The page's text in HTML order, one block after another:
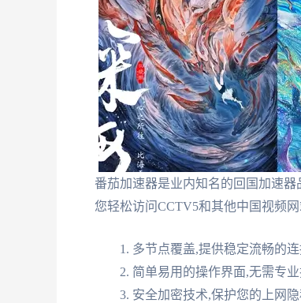
番茄加速器是业内知名的回国加速
您轻松访问CCTV5和其他中国视频
多节点覆盖,提供稳定流畅的连
简单易用的操作界面,无需专业
安全加密技术,保护您的上网隐